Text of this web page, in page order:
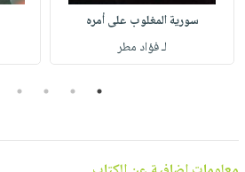
صابون
مناسبات
فيديوهات
يتكرر
نيل
وفرات
عربةسورية المغلوب على أمره
لـ فؤاد مطر
1
2
3
4